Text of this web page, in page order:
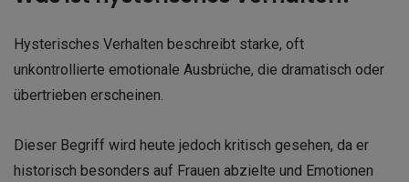
Hysterisches Verhalten beschreibt starke, oft
unkontrollierte emotionale Ausbrüche, die dramatisch oder
übertrieben erscheinen.
Dieser Begriff wird heute jedoch kritisch gesehen, da er
historisch besonders auf Frauen abzielte und Emotionen